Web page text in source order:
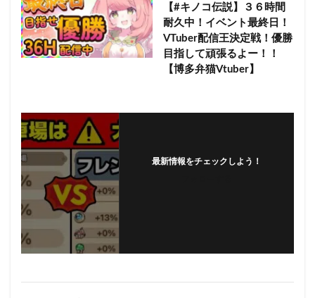
【#キノコ伝説】３６時間
耐久中！イベント最終日！
VTuber配信王決定戦！優勝
目指して頑張るよー！！
【博多弁猫Vtuber】
最新情報をチェックしよう！